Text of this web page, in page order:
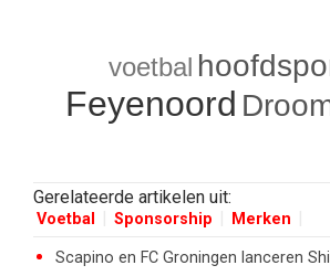
voetbal
Feyenoord
Gerelateerde artikelen uit:
Voetbal Sponsorship Merken
Scapino en FC Groningen lanceren